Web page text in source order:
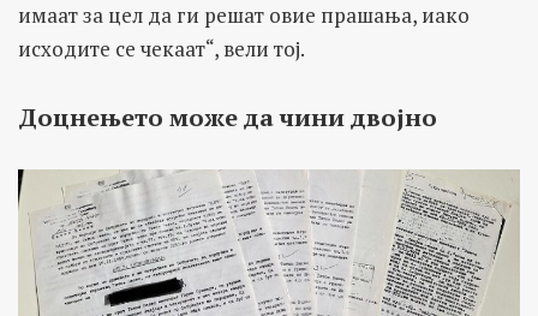
имаат за цел да ги решат овие прашања, иако
исходите се чекаат“, вели тој.
Доцнењето може да чини двојно